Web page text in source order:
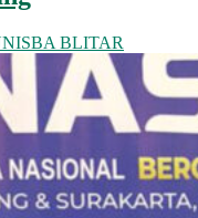
BLITAR